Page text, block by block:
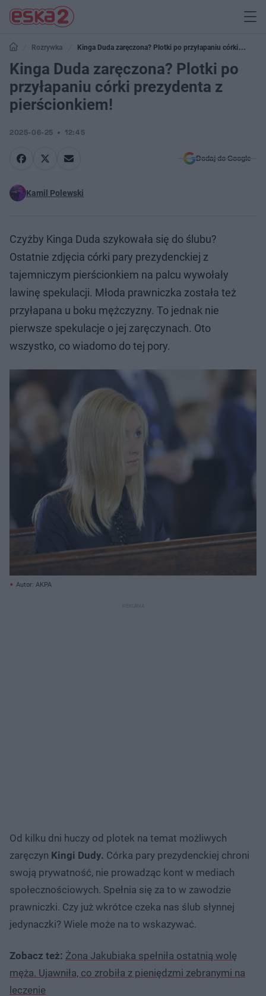
Rozrywka
Kinga Duda zaręczona? Plotki po przyłapaniu córki
prezydenta z pierścionkiem!
Kinga Duda zaręczona? Plotki po
przyłapaniu córki prezydenta z
pierścionkiem!
2025-06-25 12:45
Dodaj do Google
Kamil Polewski
Czyżby Kinga Duda szykowała się do ślubu?
Ostatnie zdjęcia córki pary prezydenckiej z
tajemniczym pierścionkiem na palcu wywołały
lawinę spekulacji. Młoda prawniczka została też
przyłapana u boku mężczyzny. To jednak nie
pierwsze spekulacje o jej zaręczynach. Oto
wszystko, co wiadomo do tej pory.
Autor: AKPA
Od kilku dni huczy od plotek na temat możliwych
zaręczyn Kingi Dudy. Córka pary prezydenckiej chroni
swoją prywatność, nie prowadząc kont w mediach
społecznościowych. Spełnia się za to w zawodzie
prawniczki. Czy już wkrótce czeka nas ślub słynnej
jedynaczki? Wiele może na to wskazywać.
Zobacz też: Żona Jakubiaka spełniła ostatnią wolę
męża. Ujawniła, co zrobiła z pieniędzmi zebranymi na
leczenie